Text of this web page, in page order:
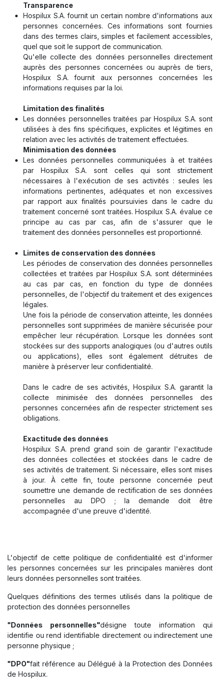
Transparence
Hospilux S.A. fournit un certain nombre d'informations aux
personnes concernées. Ces informations sont fournies
dans des termes clairs, simples et facilement accessibles,
quel que soit le support de communication.
Qu'elle collecte des données personnelles directement
auprès des personnes concernées ou auprès de tiers,
Hospilux S.A. fournit aux personnes concernées les
informations requises par la loi.
Limitation des finalités
Les données personnelles traitées par Hospilux S.A. sont
utilisées à des fins spécifiques, explicites et légitimes en
relation avec les activités de traitement effectuées.
Minimisation des données
Les données personnelles communiquées à et traitées
par Hospilux S.A. sont celles qui sont strictement
nécessaires à l'exécution de ses activités : seules les
informations pertinentes, adéquates et non excessives
par rapport aux finalités poursuivies dans le cadre du
traitement concerné sont traitées. Hospilux S.A. évalue ce
principe au cas par cas, afin de s'assurer que le
traitement des données personnelles est proportionné.
Limites de conservation des données
Les périodes de conservation des données personnelles
collectées et traitées par Hospilux S.A. sont déterminées
au cas par cas, en fonction du type de données
personnelles, de l'objectif du traitement et des exigences
légales.
Une fois la période de conservation atteinte, les données
personnelles sont supprimées de manière sécurisée pour
empêcher leur récupération. Lorsque les données sont
stockées sur des supports analogiques (ou d'autres outils
ou applications), elles sont également détruites de
manière à préserver leur confidentialité.
Dans le cadre de ses activités, Hospilux S.A. garantit la
collecte minimisée des données personnelles des
personnes concernées afin de respecter strictement ses
obligations.
Exactitude des données
Hospilux S.A. prend grand soin de garantir l'exactitude
des données collectées et stockées dans le cadre de
ses activités de traitement. Si nécessaire, elles sont mises
à jour. À cette fin, toute personne concernée peut
soumettre une demande de rectification de ses données
personnelles au DPO ; la demande doit être
accompagnée d'une preuve d'identité.
L'objectif de cette politique de confidentialité est d'informer
les personnes concernées sur les principales manières dont
leurs données personnelles sont traitées.
Quelques définitions des termes utilisés dans la politique de
protection des données personnelles
"Données personnelles"désigne toute information qui
identifie ou rend identifiable directement ou indirectement une
personne physique ;
"DPO"fait référence au Délégué à la Protection des Données
de Hospilux.